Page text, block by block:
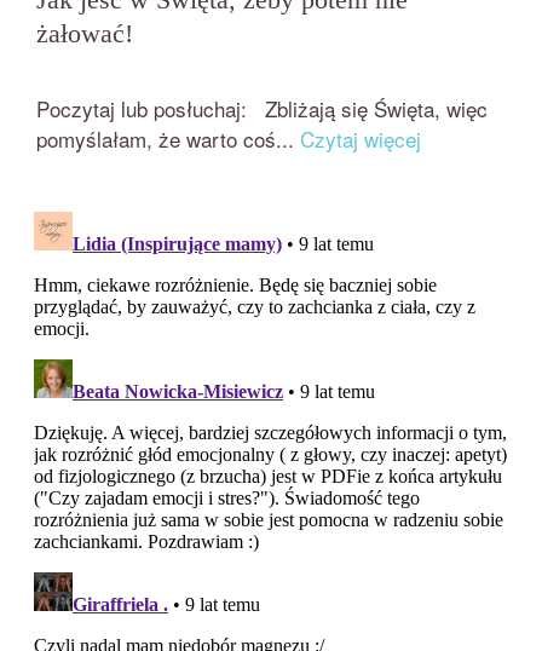
żałować!
Poczytaj lub posłuchaj: Zbliżają się Święta, więc
pomyślałam, że warto coś... Czytaj więcej